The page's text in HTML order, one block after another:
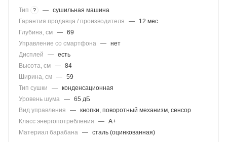
Тип ? — сушильная машина
Гарантия продавца / производителя
—
12 мес.
Глубина, см — 69
Управление со смартфона — нет
Дисплей
— есть
Высота, см — 84
Ширина, см — 59
Тип сушки
— конденсационная
Уровень шума — 65 дБ
Вид управления
— кнопки, поворотный механизм, сенсор
Класс энергопотребления
— A+
Материал барабана — сталь (оцинкованная)